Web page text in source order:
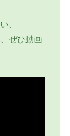
、
ぜひ動画